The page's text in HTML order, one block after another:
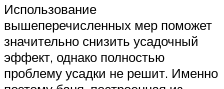
Использование
вышеперечисленных мер поможет
значительно снизить усадочный
эффект, однако полностью
проблему усадки не решит. Именно